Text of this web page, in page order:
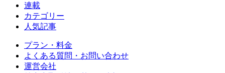
連載
カテゴリー
人気記事
プラン・料金
よくある質問・お問い合わせ
運営会社